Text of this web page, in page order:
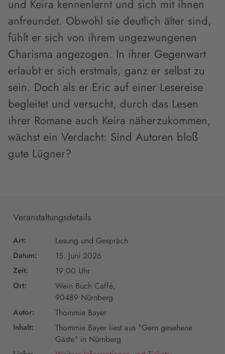
und Keira kennenlernt und sich mit ihnen
anfreundet. Obwohl sie deutlich älter sind,
fühlt er sich von ihrem ungezwungenen
Charisma angezogen. In ihrer Gegenwart
erlaubt er sich erstmals, ganz er selbst zu
sein. Doch als er Eric auf einer Lesereise
begleitet und versucht, durch das Lesen
ihrer Romane auch Keira näherzukommen,
wächst ein Verdacht: Sind Autoren bloß
gute Lügner?
Veranstaltungsdetails
Art: Lesung und Gespräch
Datum: 15. Juni 2026
Zeit: 19:00 Uhr
Ort:
Wein Buch Caffè,
90489 Nürnberg
Autor: Thommie Bayer
Inhalt:
Thommie Bayer liest aus "Gern gesehene
Gäste" in Nürnberg